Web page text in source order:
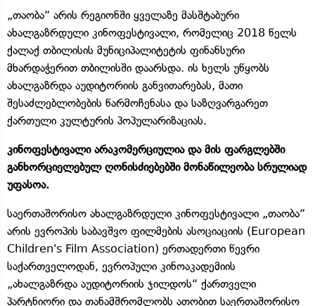
„თაობა“ არის რეგიონში ყველაზე მასშტაბური
ახალგაზრდული კინოფესტივალი, რომელიც 2018 წელს
ქალაქ თბილისის მუნიციპალიტეტის ფინანსური
მხარდაჭერით თბილისში დაარსდა. ის ხელს უწყობს
ახალგაზრდა აუდიტორიის განვითარებას, მათი
შესაძლებლობების წარმოჩენასა და საზღვარგარეთ
ქართული კულტურის პოპულარიზაციას.
კინოფესტივალი არაკომერციულია და მის ფარგლებში
განხორციელებულ ღონისძიებებში მონაწილეობა სრულიად
უფასოა.
საერთაშორისო ახალგაზრდული კინოფესტივალი „თაობა“
არის ევროპის საბავშვო ფილმების ასოციაციის (European
Children's Film Association) ერთადერთი წევრი
საქართველოდან, ევროპული კინოაკადემიის
„ახალგაზრდა აუდიტორიის ჯილდოს“ ქართველი
პარტნიორი და თანამშრომლობს ათობით საერთაშორისო